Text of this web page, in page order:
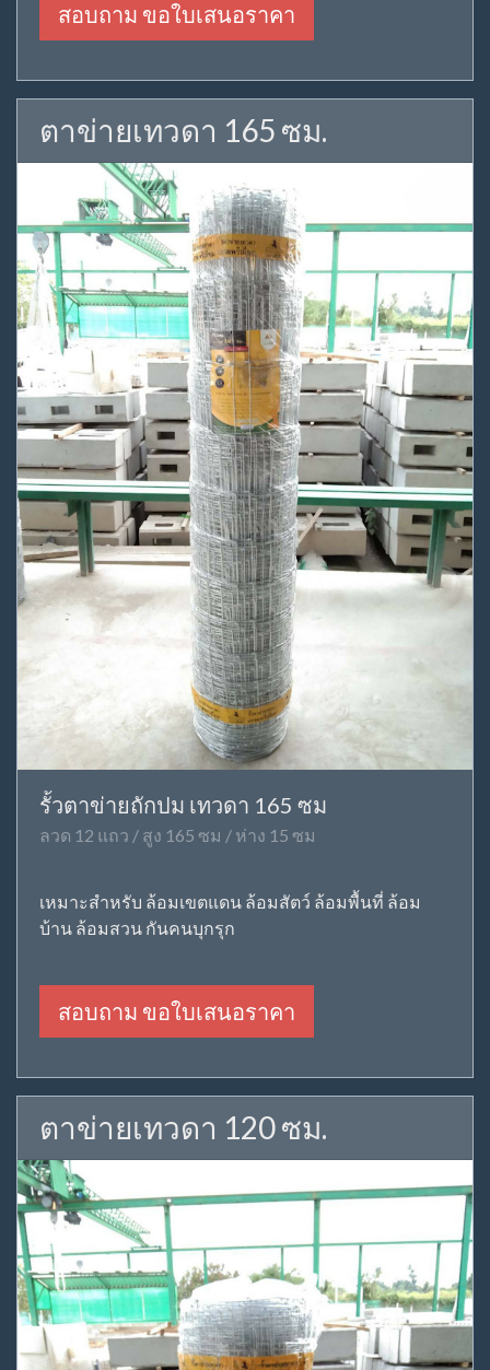
สอบถาม ขอใบเสนอราคา
ตาข่ายเทวดา 165 ซม.
รั้วตาข่ายถักปม เทวดา 165 ซม
ลวด 12 แถว / สูง 165 ซม / ห่าง 15 ซม
เหมาะสำหรับ ล้อมเขตแดน ล้อมสัตว์ ล้อมพื้นที่ ล้อม
บ้าน ล้อมสวน กันคนบุกรุก
สอบถาม ขอใบเสนอราคา
ตาข่ายเทวดา 120 ซม.